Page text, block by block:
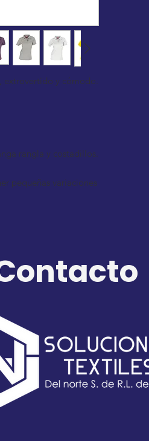
extrovertido y cómodo.
rangla y costadillos.
pequeñas variaciones